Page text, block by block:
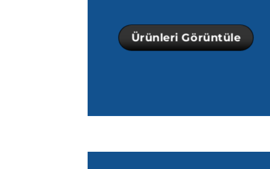
Ürünleri Görüntüle